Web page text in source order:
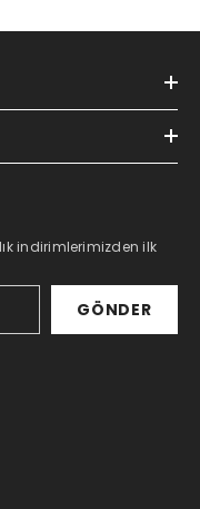
indirimlerimizden ilk
GÖNDER